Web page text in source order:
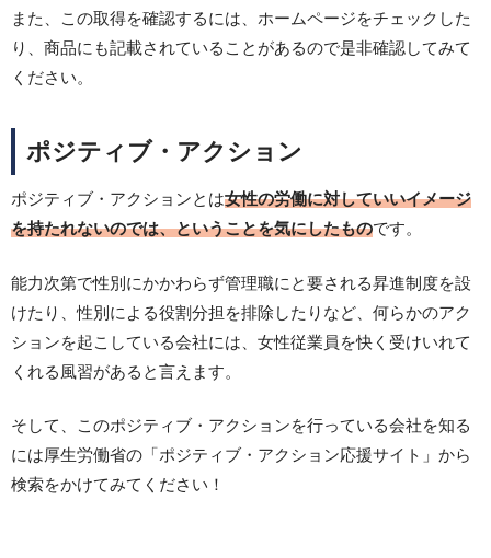
また、この取得を確認するには、ホームページをチェックした
り、商品にも記載されていることがあるので是非確認してみて
ください。
ポジティブ・アクション
ポジティブ・アクションとは女性の労働に対していいイメージ
を持たれないのでは、ということを気にしたものです。
能力次第で性別にかかわらず管理職にと要される昇進制度を設
けたり、性別による役割分担を排除したりなど、何らかのアク
ションを起こしている会社には、女性従業員を快く受けいれて
くれる風習があると言えます。
そして、このポジティブ・アクションを行っている会社を知る
には厚生労働省の「ポジティブ・アクション応援サイト」から
検索をかけてみてください！